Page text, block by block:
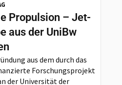
Propulsion – Jet-
aus der UniBw
aus dem durch das
Forschungsprojekt
der Universität der